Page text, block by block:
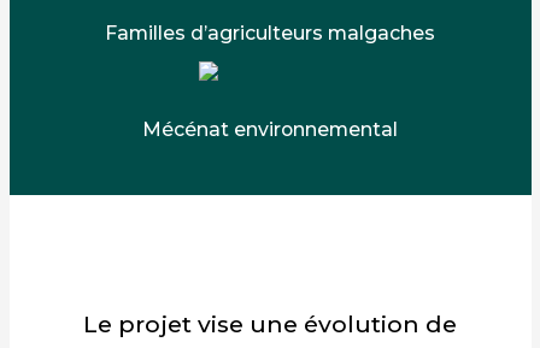
Familles d’agriculteurs malgaches
Mécénat environnemental
Le projet vise une évolution de